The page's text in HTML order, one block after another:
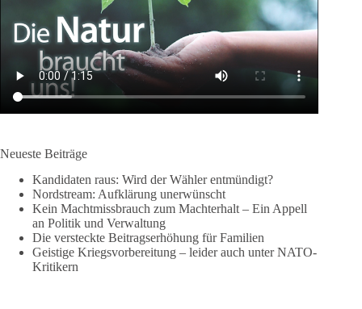
Neueste Beiträge
Kandidaten raus: Wird der Wähler entmündigt?
Nordstream: Aufklärung unerwünscht
Kein Machtmissbrauch zum Machterhalt – Ein Appell
an Politik und Verwaltung
Die versteckte Beitragserhöhung für Familien
Geistige Kriegsvorbereitung – leider auch unter NATO-
Kritikern